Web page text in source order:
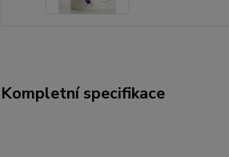
Kompletní specifikace